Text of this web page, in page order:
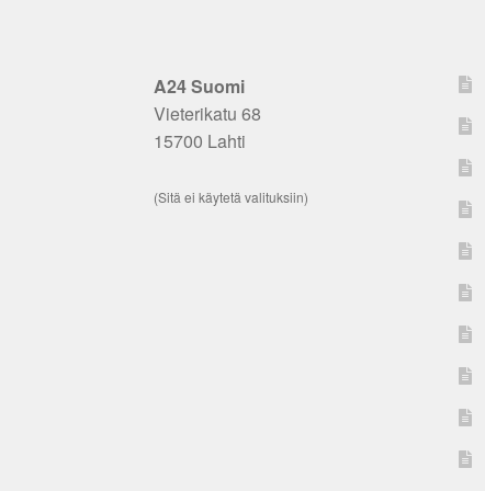
A24 Suomi
Vieterikatu 68
15700 Lahti
(Sitä ei käytetä valituksiin)